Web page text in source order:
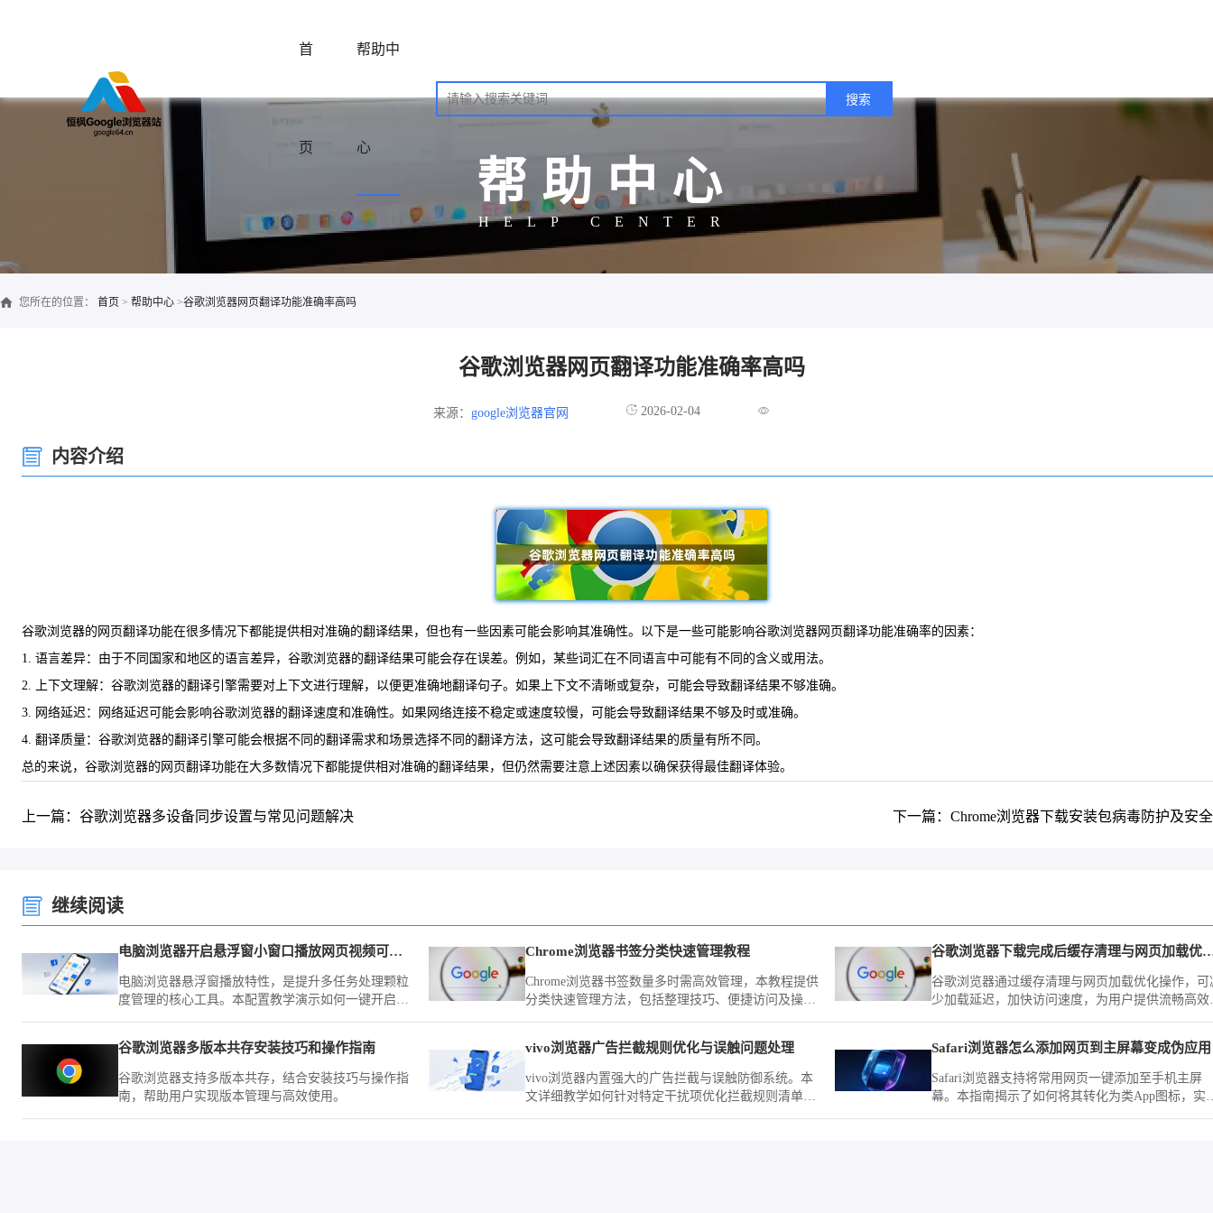
首
页
帮助中
心
帮助中心
HELP CENTER
您所在的位置： 首页 > 帮助中心 >谷歌浏览器网页翻译功能准确率高吗
谷歌浏览器网页翻译功能准确率高吗
来源： google浏览器官网 2026-02-04
内容介绍
谷歌浏览器的网页翻译功能在很多情况下都能提供相对准确的翻译结果，但也有一些因素可能会影响其准确性。以下是一些可能影响谷歌浏览器网页翻译功能准确率的因素：
1. 语言差异：由于不同国家和地区的语言差异，谷歌浏览器的翻译结果可能会存在误差。例如，某些词汇在不同语言中可能有不同的含义或用法。
2. 上下文理解：谷歌浏览器的翻译引擎需要对上下文进行理解，以便更准确地翻译句子。如果上下文不清晰或复杂，可能会导致翻译结果不够准确。
3. 网络延迟：网络延迟可能会影响谷歌浏览器的翻译速度和准确性。如果网络连接不稳定或速度较慢，可能会导致翻译结果不够及时或准确。
4. 翻译质量：谷歌浏览器的翻译引擎可能会根据不同的翻译需求和场景选择不同的翻译方法，这可能会导致翻译结果的质量有所不同。
总的来说，谷歌浏览器的网页翻译功能在大多数情况下都能提供相对准确的翻译结果，但仍然需要注意上述因素以确保获得最佳翻译体验。
上一篇：谷歌浏览器多设备同步设置与常见问题解决 下一篇：Chrome浏览器下载安装包病毒防护及安
继续阅读
电脑浏览器开启悬浮窗小窗口播放网页视频可以做到边看边工作
电脑浏览器悬浮窗播放特性，是提升多任务处理颗粒
度管理的核心工具。本配置教学演示如何一键开启画
Chrome浏览器书签分类快速管理教程
Chrome浏览器书签数量多时需高效管理，本教程提供
分类快速管理方法，包括整理技巧、便捷访问及操作
谷歌浏览器下载完成后缓存清
谷歌浏览器通过缓存清理与网页加载优化操作，可
少加载延迟，加快访问速度，为用户提供流畅高效
谷歌浏览器多版本共存安装技巧和操作指南
谷歌浏览器支持多版本共存，结合安装技巧与操作指
南，帮助用户实现版本管理与高效使用。
vivo浏览器广告拦截规则优化与误触问题处理
vivo浏览器内置强大的广告拦截与误触防御系统。本
文详细教学如何针对特定干扰项优化拦截规则清单，
Safari浏览器怎么添加网页到主屏幕变成伪应用
Safari浏览器支持将常用网页一键添加至手机主屏
幕。本指南揭示了如何将其转化为类App图标，实